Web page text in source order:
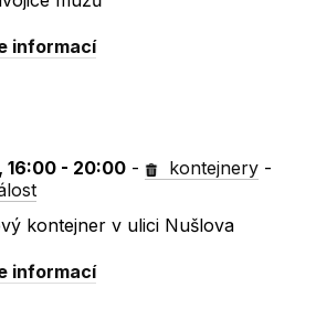
informací
16:00 - 20:00 - kontejnery -
kontejner v ulici Nušlova
informací